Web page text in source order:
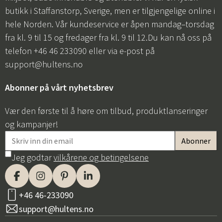
butikk i Staffanstorp, Sverige, men er tilgjengelige online i
hele Norden. Vår kundeservice er åpen mandag–torsdag
fra kl. 9 til 15 og fredager fra kl. 9 til 12.Du kan nå oss på
telefon +46 46 233090 eller via e-post på
support@hultens.no
Abonner på vårt nyhetsbrev
Vær den første til å høre om tilbud, produktlanseringer
og kampanjer!
Jeg godtarvilkårene og betingelsene
+46 46-233090
support@hultens.no